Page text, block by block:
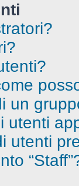
un
utenti
utenti